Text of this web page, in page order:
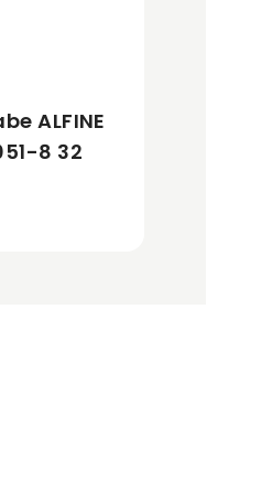
ALFINE
8 32